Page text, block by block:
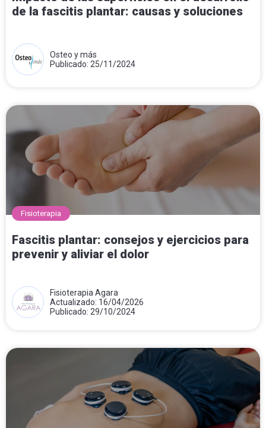
de la fascitis plantar: causas y soluciones
Osteo y más
Publicado: 25/11/2024
Fisioterapia
Fascitis plantar: consejos y ejercicios para
prevenir y aliviar el dolor
Fisioterapia Agara
Actualizado: 16/04/2026
Publicado: 29/10/2024